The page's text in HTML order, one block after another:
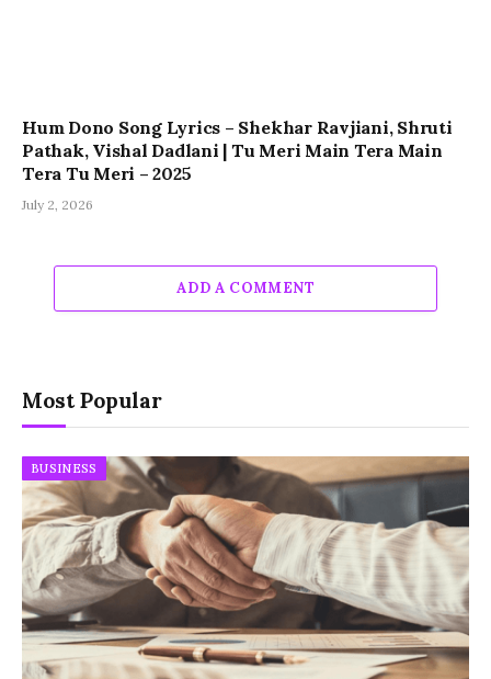
Hum Dono Song Lyrics – Shekhar Ravjiani, Shruti
Pathak, Vishal Dadlani | Tu Meri Main Tera Main
Tera Tu Meri – 2025
July 2, 2026
ADD A COMMENT
Most Popular
BUSINESS